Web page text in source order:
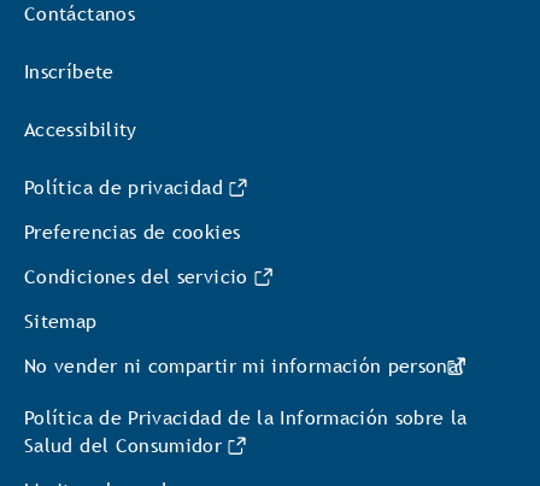
Contáctanos
Inscríbete
Accessibility
Política de privacidad
Preferencias de cookies
Condiciones del servicio
Sitemap
No vender ni compartir mi información personal
Política de Privacidad de la Información sobre la
Salud del Consumidor